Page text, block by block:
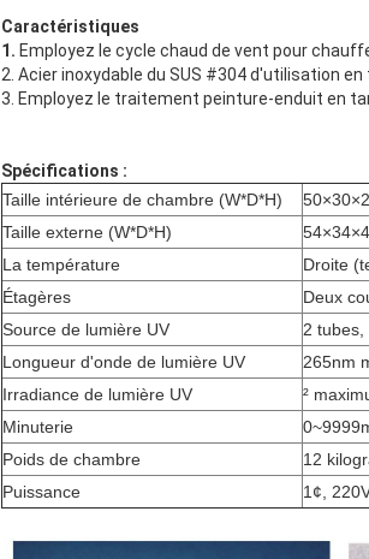
Caractéristiques
1. Employez le cycle chaud de vent pour
2. Acier inoxydable du SUS #304 d'utilisation
3. Employez le traitement peinture-enduit en
Spécifications :
Taille intérieure de chambre (W*D*H)
Taille externe (W*D*H)
La température
Droite
Étagères
Deux
Source de lumière UV
2 tubes,
Longueur d'onde de lumière UV
265nm
Irradiance de lumière UV
²
Minuterie
Poids de chambre
12
Puissance
1¢,